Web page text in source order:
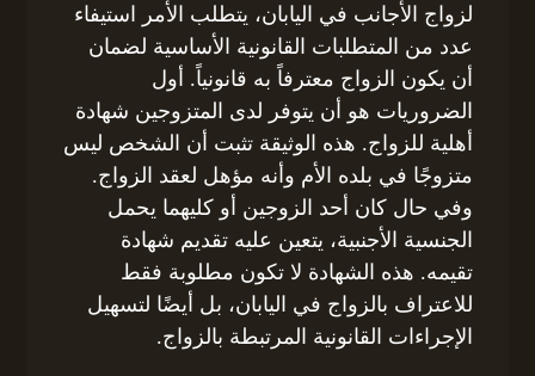
لزواج الأجانب في اليابان، يتطلب الأمر استيفاء
عدد من المتطلبات القانونية الأساسية لضمان
أن يكون الزواج معترفاً به قانونياً. أول
الضروريات هو أن يتوفر لدى المتزوجين شهادة
أهلية للزواج. هذه الوثيقة تثبت أن الشخص ليس
متزوجًا في بلده الأم وأنه مؤهل لعقد الزواج.
وفي حال كان أحد الزوجين أو كليهما يحمل
الجنسية الأجنبية، يتعين عليه تقديم شهادة
تقيمه. هذه الشهادة لا تكون مطلوبة فقط
للاعتراف بالزواج في اليابان، بل أيضًا لتسهيل
الإجراءات القانونية المرتبطة بالزواج.